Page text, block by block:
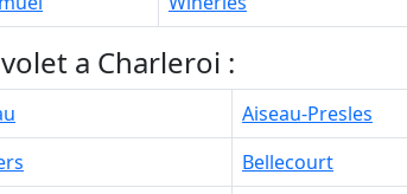
a Charleroi :
Aiseau-Presles
Bellecourt